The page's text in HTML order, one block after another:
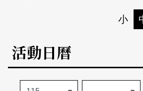
本期專題
歷史專題
活動特區
活動列表
關於我們
小
活動日曆